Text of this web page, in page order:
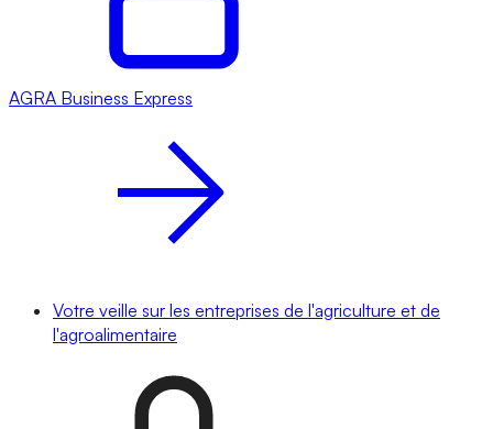
AGRA Business Express
Votre veille sur les entreprises de l'agriculture et de
l'agroalimentaire